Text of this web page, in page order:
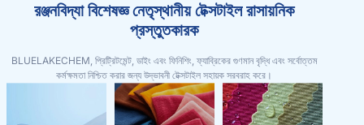
রঞ্জনবিদ্যা বিশেষজ্ঞ নেতৃস্থানীয় টেক্সটাইল রাসায়নিক
প্রস্তুতকারক
BLUELAKECHEM, প্রিট্রিটমেন্ট, ডাইং এবং ফিনিশিং, ফ্যাব্রিকের গুণমান বৃদ্ধি এবং সর্বোত্তম
কর্মক্ষমতা নিশ্চিত করার জন্য উদ্ভাবনী টেক্সটাইল সহায়ক সরবরাহ করে।